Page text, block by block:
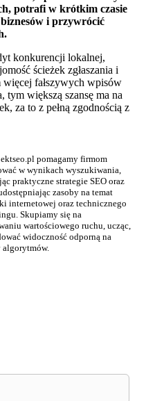
potrafi w krótkim czasie
i przywrócić
konkurencji lokalnej,
ścieżek zgłaszania i
fałszywych wpisów
tym większą szansę ma na
za to z pełną zgodnością z
pomagamy firmom
w wynikach wyszukiwania,
praktyczne strategie SEO oraz
zasoby na temat
internetowej oraz technicznego
Skupiamy się na
wartościowego ruchu, ucząc,
widoczność odporną na
algorytmów.